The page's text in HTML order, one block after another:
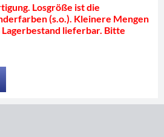
Losgröße ist die
(s.o.). Kleinere Mengen
lieferbar. Bitte